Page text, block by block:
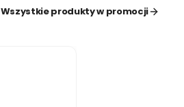
Wszystkie produkty w promocji